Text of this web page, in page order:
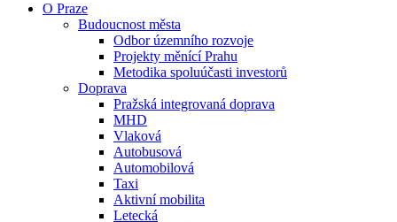
O Praze
Budoucnost města
Odbor územního rozvoje
Projekty měnící Prahu
Metodika spoluúčasti investorů
Doprava
Pražská integrovaná doprava
MHD
Vlaková
Autobusová
Automobilová
Taxi
Aktivní mobilita
Letecká